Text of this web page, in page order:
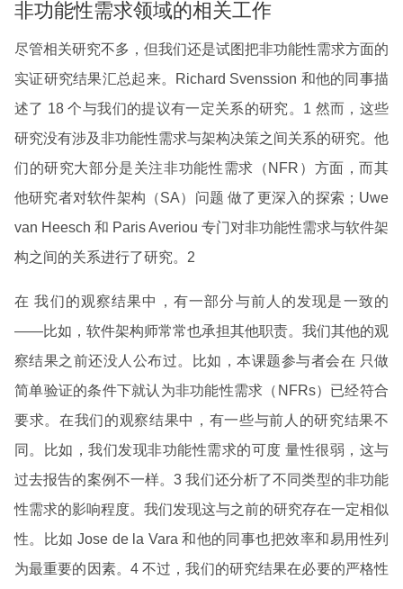
非功能性需求领域的相关工作
尽管相关研究不多，但我们还是试图把非功能性需求方面的
实证研究结果汇总起来。Richard Svenssion 和他的同事描
述了 18 个与我们的提议有一定关系的研究。1 然而，这些
研究没有涉及非功能性需求与架构决策之间关系的研究。他
们的研究大部分是关注非功能性需求（NFR）方面，而其
他研究者对软件架构（SA）问题 做了更深入的探索；Uwe
van Heesch 和 Paris Averiou 专门对非功能性需求与软件架
构之间的关系进行了研究。2
在 我们的观察结果中，有一部分与前人的发现是一致的
——比如，软件架构师常常也承担其他职责。我们其他的观
察结果之前还没人公布过。比如，本课题参与者会在 只做
简单验证的条件下就认为非功能性需求（NFRs）已经符合
要求。在我们的观察结果中，有一些与前人的研究结果不
同。比如，我们发现非功能性需求的可度 量性很弱，这与
过去报告的案例不一样。3 我们还分析了不同类型的非功能
性需求的影响程度。我们发现这与之前的研究存在一定相似
性。比如 Jose de la Vara 和他的同事也把效率和易用性列
为最重要的因素。4 不过，我们的研究结果在必要的严格性